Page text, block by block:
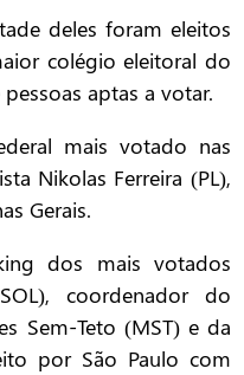
deles foram eleitos
colégio eleitoral do
aptas a votar.
mais votado nas
Nikolas Ferreira (PL),
Gerais.
dos mais votados
coordenador do
Sem-Teto (MST) e da
por São Paulo com